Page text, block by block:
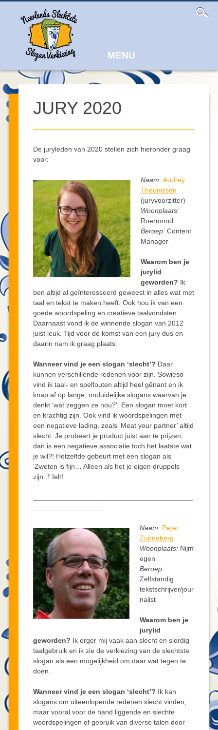
MENU
JURY 2020
De juryleden van 2020 stellen zich hieronder graag
voor:
Naam: Audrey
Theunissen
(juryvoorzitter)
Woonplaats:
Roermond
Beroep: Content
Manager
Waarom ben je
jurylid
geworden? Ik
ben altijd al geïnteresseerd geweest in alles wat met
taal en tekst te maken heeft. Ook hou ik van een
goede woordspeling en creatieve taalvondsten.
Daarnaast vond ik de winnende slogan van 2012
juist leuk. Tijd voor de komst van een jury dus en
daarin nam ik graag plaats.
Wanneer vind je een slogan ‘slecht’? Daar
kunnen verschillende redenen voor zijn. Sowieso
vind ik taal- en spelfouten altijd heel gênant en ik
knap af op lange, onduidelijke slogans waarvan je
denkt ‘wát zeggen ze nou?’. Een slogan moet kort
en krachtig zijn. Ook vind ik woordspelingen met
een negatieve lading, zoals ‘Meat your partner’ altijd
slecht. Je probeert je product juist aan te prijzen,
dan is een negatieve associatie toch het laatste wat
je wil?! Hetzelfde gebeurt met een slogan als
‘Zweten is fijn… Alleen als het je eigen druppels
zijn..!’ Ieh!
Naam: Peter
Zunneberg
Woonplaats: Nijm
egen
Beroep:
Zelfstandig
tekstschrijver/jour
nalist
Waarom ben je
jurylid
geworden? Ik erger mij vaak aan slecht en slordig
taalgebruik en ik zie de verkiezing van de slechtste
slogan als een mogelijkheid om daar wat tegen te
doen.
Wanneer vind je een slogan ‘slecht’? Ik kan
slogans om uiteenlopende redenen slecht vinden,
maar vooral voor de hand liggende en slechte
woordspelingen of gebruik van diverse talen door